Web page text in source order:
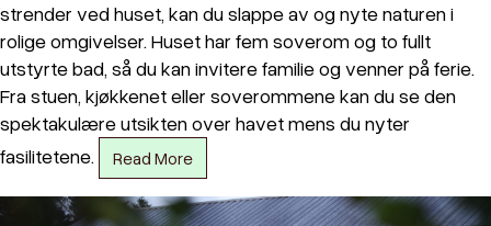
strender ved huset, kan du slappe av og nyte naturen i
rolige omgivelser. Huset har fem soverom og to fullt
utstyrte bad, så du kan invitere familie og venner på ferie.
Fra stuen, kjøkkenet eller soverommene kan du se den
spektakulære utsikten over havet mens du nyter
fasilitetene.
Read More